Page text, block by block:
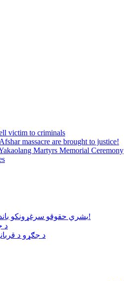
victim to criminals
massacre are brought to justice!
Martyrs Memorial Ceremony
بشري حقوقو سرغړونکو باندې ډډې وهلو سره عدالت پلي کول ناشونی دی!
د
د جګړو د